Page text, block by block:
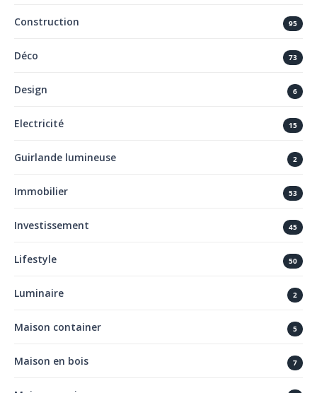
Construction 95
Déco 73
Design 6
Electricité 15
Guirlande lumineuse 2
Immobilier 53
Investissement 45
Lifestyle 50
Luminaire 2
Maison container 5
Maison en bois 7